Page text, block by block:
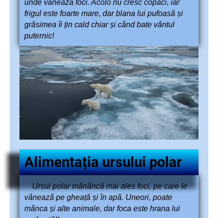
unde vânează foci. Acolo nu cresc copaci, iar
frigul este foarte mare, dar blana lui pufoasă și
grăsimea îi țin cald chiar și când bate vântul
puternic!
Alimentația ursului polar
Ursul polar mănâncă mai ales foci, pe care le
vânează pe gheață și în apă. Uneori, poate
mânca și alte animale, dar foca este hrana lui